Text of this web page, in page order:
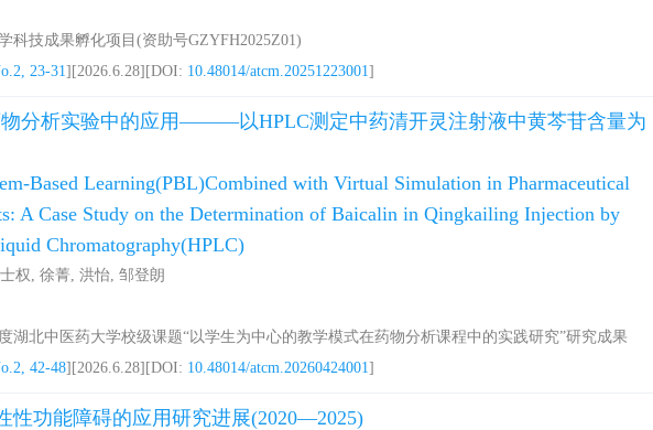
科技成果孵化项目(资助号GZYFH2025Z01)
23-31][2026.6.28][DOI: 10.48014/atcm.20251223001]
分析实验中的应用———以HPLC测定中药清开灵注射液中黄芩苷含量为
Based Learning(PBL)Combined with Virtual Simulation in Pharmaceutical
A Case Study on the Determination of Baicalin in Qingkailing Injection by
Chromatography(HPLC)
权, 徐菁, 洪怡, 邹登朗
湖北中医药大学校级课题“以学生为中心的教学模式在药物分析课程中的实践研究”研究成果
42-48][2026.6.28][DOI: 10.48014/atcm.20260424001]
性功能障碍的应用研究进展(2020—2025)